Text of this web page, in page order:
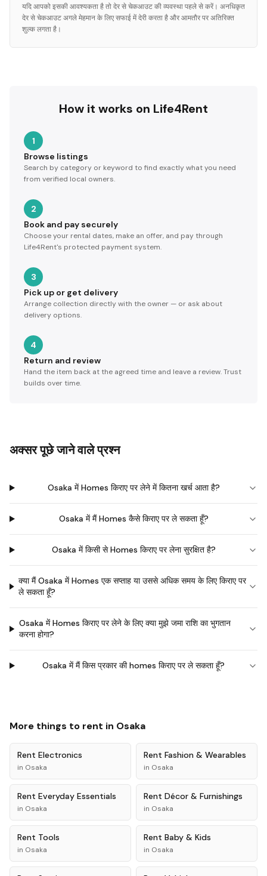
यदि आपको इसकी आवश्यकता है तो देर से चेकआउट की व्यवस्था पहले से करें। अनधिकृत
देर से चेकआउट अगले मेहमान के लिए सफाई में देरी करता है और आमतौर पर अतिरिक्त
शुल्क लगता है।
How it works on Life4Rent
1
Browse listings
Search by category or keyword to find exactly what you need
from verified local owners.
2
Book and pay securely
Choose your rental dates, make an offer, and pay through
Life4Rent's protected payment system.
3
Pick up or get delivery
Arrange collection directly with the owner — or ask about
delivery options.
4
Return and review
Hand the item back at the agreed time and leave a review. Trust
builds over time.
अक्सर पूछे जाने वाले प्रश्न
Osaka में Homes किराए पर लेने में कितना खर्च आता है?
Osaka में मैं Homes कैसे किराए पर ले सकता हूँ?
Osaka में किसी से Homes किराए पर लेना सुरक्षित है?
क्या मैं Osaka में Homes एक सप्ताह या उससे अधिक समय के लिए किराए पर
ले सकता हूँ?
Osaka में Homes किराए पर लेने के लिए क्या मुझे जमा राशि का भुगतान
करना होगा?
Osaka में मैं किस प्रकार की homes किराए पर ले सकता हूँ?
More things to rent in Osaka
Rent Electronics
in Osaka
Rent Fashion & Wearables
in Osaka
Rent Everyday Essentials
in Osaka
Rent Décor & Furnishings
in Osaka
Rent Tools
in Osaka
Rent Baby & Kids
in Osaka